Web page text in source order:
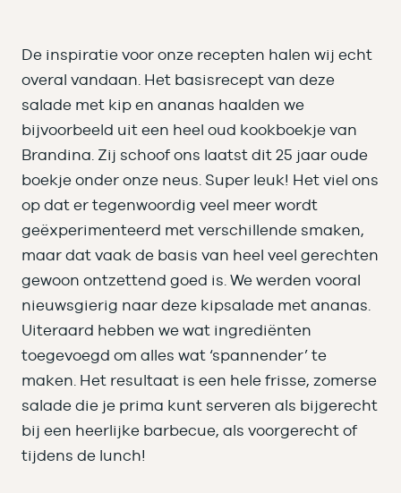
De inspiratie voor onze recepten halen wij echt
overal vandaan. Het basisrecept van deze
salade met kip en ananas haalden we
bijvoorbeeld uit een heel oud kookboekje van
Brandina. Zij schoof ons laatst dit 25 jaar oude
boekje onder onze neus. Super leuk! Het viel ons
op dat er tegenwoordig veel meer wordt
geëxperimenteerd met verschillende smaken,
maar dat vaak de basis van heel veel gerechten
gewoon ontzettend goed is. We werden vooral
nieuwsgierig naar deze kipsalade met ananas.
Uiteraard hebben we wat ingrediënten
toegevoegd om alles wat ‘spannender’ te
maken. Het resultaat is een hele frisse, zomerse
salade die je prima kunt serveren als bijgerecht
bij een heerlijke barbecue, als voorgerecht of
tijdens de lunch!